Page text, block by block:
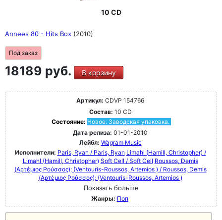
10 CD
Annees 80 - Hits Box (2010)
Под заказ
18189 руб. В корзину
Артикул: CDVP 154766
Состав: 10 CD
Состояние: Новое. Заводская упаковка.
Дата релиза: 01-01-2010
Лейбл: Wagram Music
Исполнители: Paris, Ryan / Paris, Ryan Limahl (Hamill, Christopher) /
Limahl (Hamill, Christopher) Soft Cell / Soft Cell Roussos, Demis
(Αρτέμιος Ρούσσος); (Ventouris-Roussos, Artemios ) / Roussos, Demis
(Αρτέμιος Ρούσσος); (Ventouris-Roussos, Artemios )
Показать больше
Жанры: Поп